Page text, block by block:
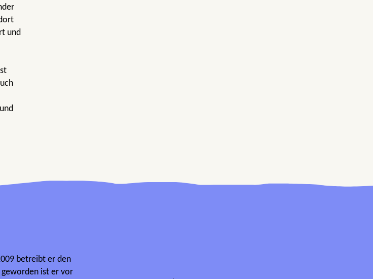
und
betreibt er den
ist er vor